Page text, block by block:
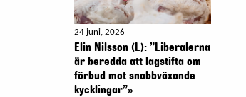
24 juni, 2026
Elin Nilsson (L): ”Liberalerna
är beredda att lagstifta om
förbud mot snabbväxande
kycklingar”»